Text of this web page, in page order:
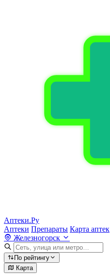
Аптеки.Ру
Аптеки Препараты Карта аптек
Железногорск
По рейтингу
Карта